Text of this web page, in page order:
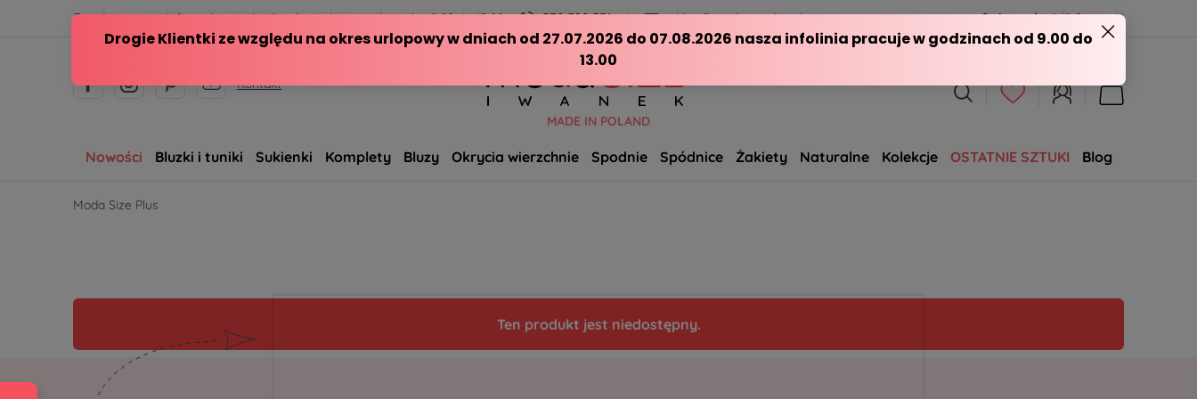
Zamów przez telefon od poniedziałku do piątku w godzinach - 8:00 do 15:00 570 390 351 sklep@modasizeplus.pl Opineo.pl 4.9/5 Sprawdź
Kontakt
MADE IN POLAND
Nowości Bluzki i tuniki Sukienki Komplety Bluzy Okrycia wierzchnie Spodnie Spódnice Żakiety Naturalne Kolekcje OSTATNIE SZTUKI
Blog
Moda Size Plus
Ten produkt jest niedostępny.